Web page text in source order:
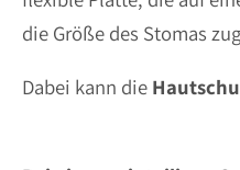
die Größe des Stomas
Dabei kann die